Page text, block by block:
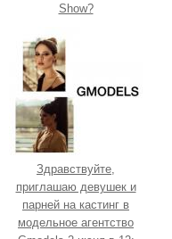
Show?
Здравствуйте,
приглашаю девушек и
парней на кастинг в
модельное агентство